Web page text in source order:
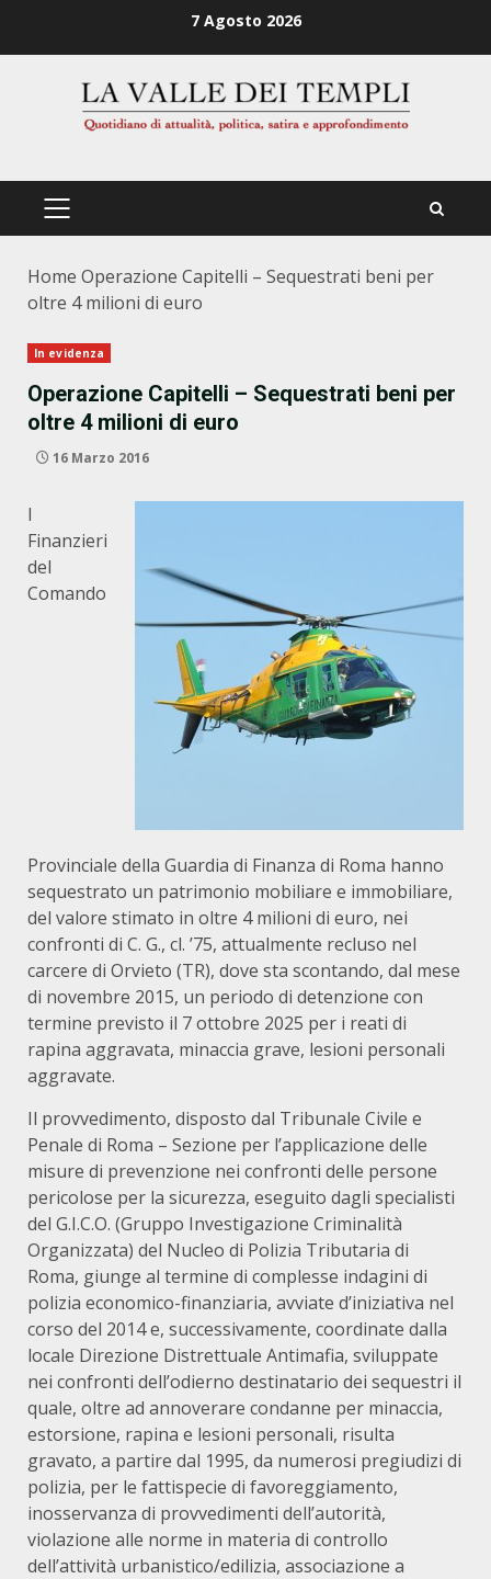
7 Agosto 2026
PRIMÄRES
Home Operazione Capitelli – Sequestrati beni per
oltre 4 milioni di euro
In evidenza
Operazione Capitelli – Sequestrati beni per
oltre 4 milioni di euro
16 Marzo 2016
I
Finanzieri
del
Comando
Provinciale della Guardia di Finanza di Roma hanno
sequestrato un patrimonio mobiliare e immobiliare,
del valore stimato in oltre 4 milioni di euro, nei
confronti di C. G., cl. ’75, attualmente recluso nel
carcere di Orvieto (TR), dove sta scontando, dal mese
di novembre 2015, un periodo di detenzione con
termine previsto il 7 ottobre 2025 per i reati di
rapina aggravata, minaccia grave, lesioni personali
aggravate.
Il provvedimento, disposto dal Tribunale Civile e
Penale di Roma – Sezione per l’applicazione delle
misure di prevenzione nei confronti delle persone
pericolose per la sicurezza, eseguito dagli specialisti
del G.I.C.O. (Gruppo Investigazione Criminalità
Organizzata) del Nucleo di Polizia Tributaria di
Roma, giunge al termine di complesse indagini di
polizia economico-finanziaria, avviate d’iniziativa nel
corso del 2014 e, successivamente, coordinate dalla
locale Direzione Distrettuale Antimafia, sviluppate
nei confronti dell’odierno destinatario dei sequestri il
quale, oltre ad annoverare condanne per minaccia,
estorsione, rapina e lesioni personali, risulta
gravato, a partire dal 1995, da numerosi pregiudizi di
polizia, per le fattispecie di favoreggiamento,
inosservanza di provvedimenti dell’autorità,
violazione alle norme in materia di controllo
dell’attività urbanistico/edilizia, associazione a